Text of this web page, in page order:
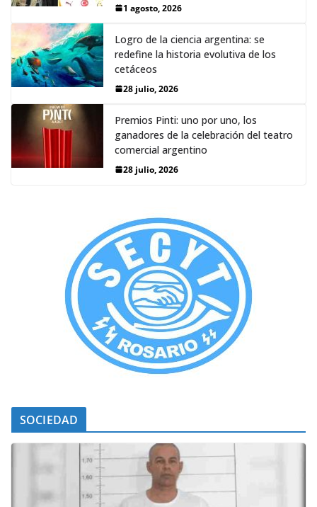
1 agosto, 2026
Logro de la ciencia argentina: se
redefine la historia evolutiva de los
cetáceos
28 julio, 2026
Premios Pinti: uno por uno, los
ganadores de la celebración del teatro
comercial argentino
28 julio, 2026
SOCIEDAD